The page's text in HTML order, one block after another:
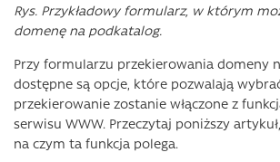
Rys. Przykładowy formularz, w którym
domenę na podkatalog.
Przy formularzu przekierowania domeny
dostępne są opcje, które pozwalają
przekierowanie zostanie włączone z
serwisu WWW. Przeczytaj poniższy
na czym ta funkcja polega.